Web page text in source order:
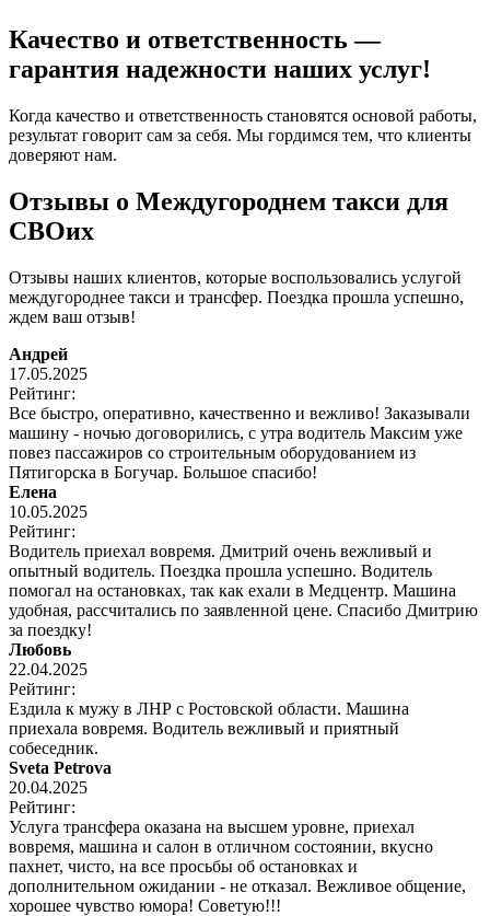
Качество и ответственность —
гарантия надежности наших услуг!
Когда качество и ответственность становятся основой работы,
результат говорит сам за себя. Мы гордимся тем, что клиенты
доверяют нам.
Отзывы о Междугороднем такси для
СВОих
Отзывы наших клиентов, которые воспользовались услугой
междугороднее такси и трансфер. Поездка прошла успешно,
ждем ваш отзыв!
Андрей
17.05.2025
Рейтинг:
Все быстро, оперативно, качественно и вежливо! Заказывали
машину - ночью договорились, с утра водитель Максим уже
повез пассажиров со строительным оборудованием из
Пятигорска в Богучар. Большое спасибо!
Елена
10.05.2025
Рейтинг:
Водитель приехал вовремя. Дмитрий очень вежливый и
опытный водитель. Поездка прошла успешно. Водитель
помогал на остановках, так как ехали в Медцентр. Машина
удобная, рассчитались по заявленной цене. Спасибо Дмитрию
за поездку!
Любовь
22.04.2025
Рейтинг:
Ездила к мужу в ЛНР с Ростовской области. Машина
приехала вовремя. Водитель вежливый и приятный
собеседник.
Sveta Petrova
20.04.2025
Рейтинг:
Услуга трансфера оказана на высшем уровне, приехал
вовремя, машина и салон в отличном состоянии, вкусно
пахнет, чисто, на все просьбы об остановках и
дополнительном ожидании - не отказал. Вежливое общение,
хорошее чувство юмора! Советую!!!